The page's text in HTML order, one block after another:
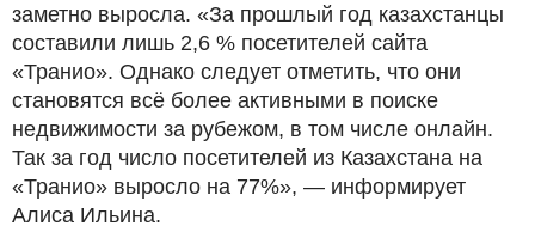
заметно выросла. «За прошлый год казахстанцы
составили лишь 2,6 % посетителей сайта
«Транио». Однако следует отметить, что они
становятся всё более активными в поиске
недвижимости за рубежом, в том числе онлайн.
Так за год число посетителей из Казахстана на
«Транио» выросло на 77%», — информирует
Алиса Ильина.